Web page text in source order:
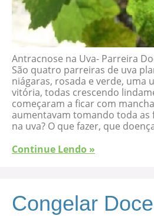
Antracnose na Uva- Parreira
São quatro parreiras de uva
niágaras, rosada e verde, uma
vitória, todas crescendo
começaram a ficar com
aumentavam tomando toda as
na uva? O que fazer, que
Continue Lendo »
Congelar